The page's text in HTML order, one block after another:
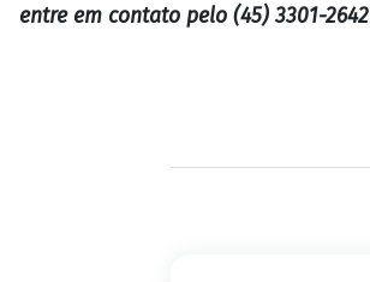
entre em contato pelo (45) 3301-2642